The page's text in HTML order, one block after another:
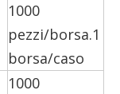
1000
pezzi/borsa.1
borsa/caso
1000